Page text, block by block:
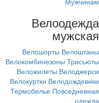
Велоодежда
мужская
Велошорты Велоштаны
Велокомбинезоны Трисьюты
Веложилеты Велоджерси
Велокуртки Велодождевики
Термобелье Повседневная
одежда